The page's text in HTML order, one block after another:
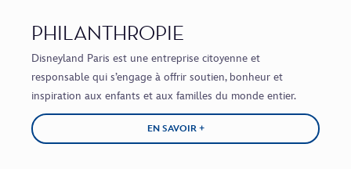
PHILANTHROPIE
Disneyland Paris est une entreprise citoyenne et
responsable qui s’engage à offrir soutien, bonheur et
inspiration aux enfants et aux familles du monde entier.
EN SAVOIR +